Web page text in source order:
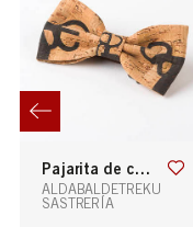
pajarita de corcho exclusiva donostia
ALDABALDETREKU
SASTRERÍA